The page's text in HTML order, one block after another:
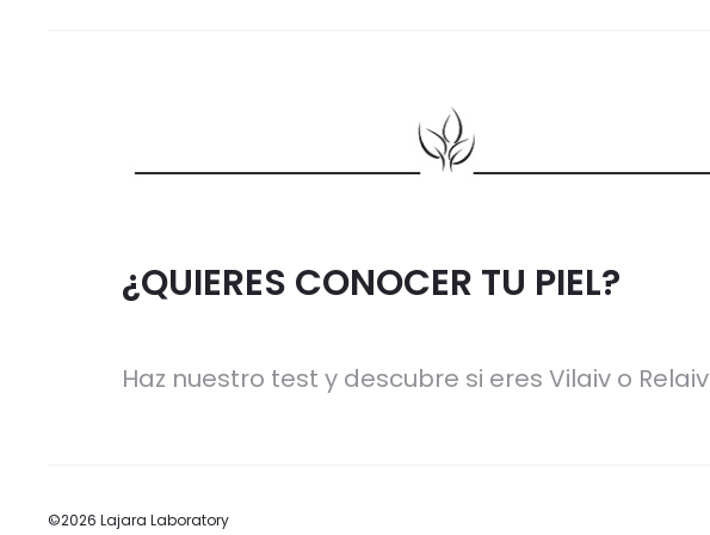
¿QUIERES CONOCER TU PIEL?
Haz nuestro test y descubre si eres Vilaiv o Relaiv
©2026 Lajara Laboratory